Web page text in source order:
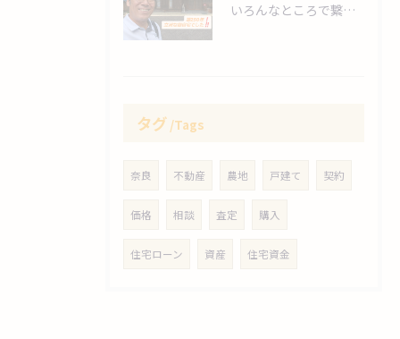
いろんなところで繋がりますね～❗
タグ Tags
奈良 不動産 農地 戸建て 契約
価格 相談 査定 購入
住宅ローン 資産 住宅資金